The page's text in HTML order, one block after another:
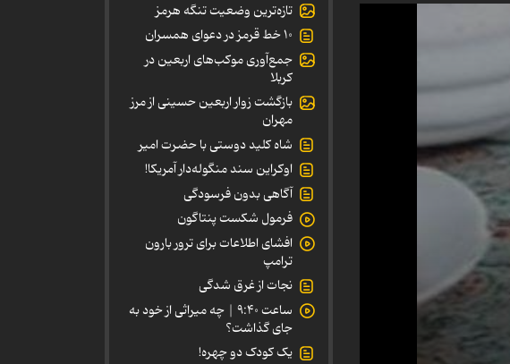
تازه‌ترین وضعیت تنگه هرمز
۱۰ خط قرمز در دعوای همسران
جمع‌آوری موکب‌های اربعین در
کربلا
بازگشت زوار اربعین حسینی از مرز
مهران
شاه کلید دوستی با حضرت امیر
اوکراین سند منگوله‌دار آمریکا!
آگاهی بدون فرسودگی
فرمول شکست پنتاگون
افشای اطلاعات برای ترور بارون
ترامپ
نجات از غرق شدگی
ساعت ۹:۴۰ | چه میراثی از خود به
جای گذاشت؟
یک کودک دو چهره!